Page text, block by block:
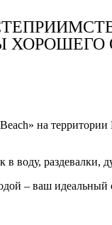
ХОРОШЕГО
на
воду, раздевалки,
– ваш идеальный